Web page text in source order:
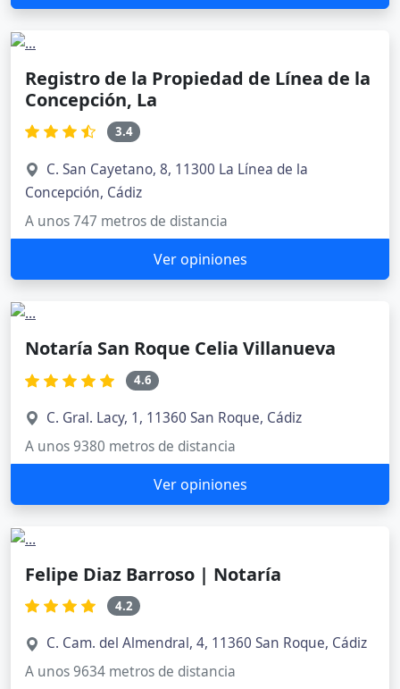
Registro de la Propiedad de Línea de la
Concepción, La
3.4
C. San Cayetano, 8, 11300 La Línea de la
Concepción, Cádiz
A unos 747 metros de distancia
Ver opiniones
Notaría San Roque Celia Villanueva
4.6
C. Gral. Lacy, 1, 11360 San Roque, Cádiz
A unos 9380 metros de distancia
Ver opiniones
Felipe Diaz Barroso | Notaría
4.2
C. Cam. del Almendral, 4, 11360 San Roque, Cádiz
A unos 9634 metros de distancia